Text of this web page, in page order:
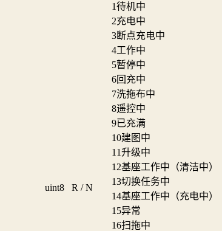
uint8 R / N
1待机中
2充电中
3断点充电中
4工作中
5暂停中
6回充中
7洗拖布中
8遥控中
9已充满
10建图中
11升级中
12基座工作中（清洁中）
13切换任务中
14基座工作中（充电中）
15异常
16扫拖中